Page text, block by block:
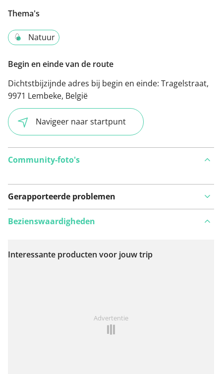
Thema's
Natuur
Begin en einde van de route
Dichtstbijzijnde adres bij begin en einde: Tragelstraat,
9971 Lembeke, België
Navigeer naar startpunt
Community-foto's
Gerapporteerde problemen
Bekijk op kaart
Bezienswaardigheden
Interessante producten voor jouw trip
Advertentie